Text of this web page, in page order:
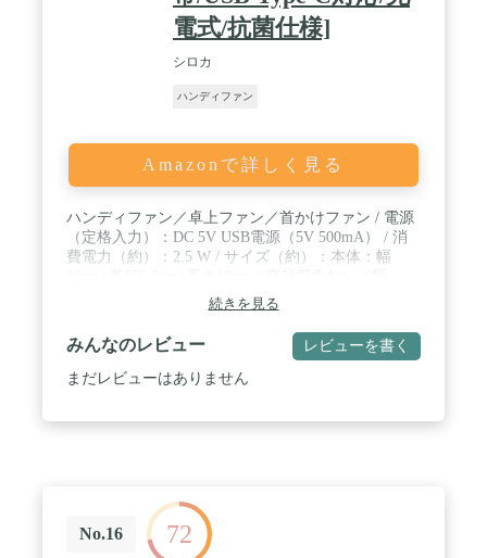
電式/抗菌仕様]
シロカ
ハンディファン
Amazonで詳しく見る
ハンディファン／卓上ファン／首かけファン / 電源
（定格入力）：DC 5V USB電源（5V 500mA） / 消
費電力（約）：2.5 W / サイズ（約）：本体：幅
10.5cm×奥行6.2cm×高さ19cm（突起部含まず）／充
電台：幅7cm×奥行7cm×高さ3.7cm / 質量（約）：本
体：170g／充電台：40g / 内蔵電池：リチウムイオ
ン電池 / 充電時間（約）：5 時間 / 使用時間
（約）：（満充電時）強：2.5 時間、中：5 時間、
続きを見る
みんなのレビュー レビューを書く
まだレビューはありません
No.16 72